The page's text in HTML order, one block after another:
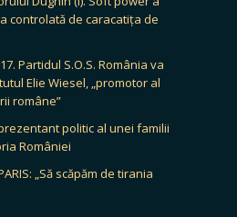
controlată de caracatița de
Partidul S.O.S. România va
Elie Wiesel, „promotor al
române”
politic al unei familii
României
„Să scăpăm de tirania